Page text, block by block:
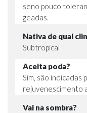
seno pouco
geadas.
Nativa de qual
Subtropical
Aceita poda?
Sim, são
rejuvenescimento
Vai na sombra?